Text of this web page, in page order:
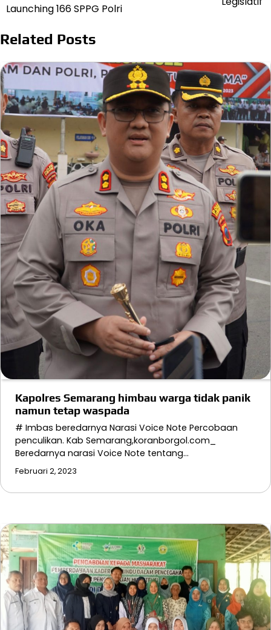
Launching 166 SPPG Polri
Related Posts
Kapolres Semarang himbau warga tidak panik
namun tetap waspada
# Imbas beredarnya Narasi Voice Note Percobaan
penculikan. Kab Semarang,koranborgol.com_
Beredarnya narasi Voice Note tentang…
Februari 2, 2023